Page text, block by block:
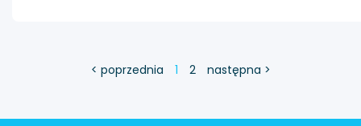
< poprzednia 1 2 następna >